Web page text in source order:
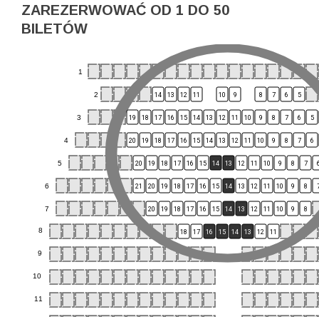
ZAREZERWOWAĆ OD 1 DO 50
BILETÓW
1
2
3
4
5
6
7
8
9
10
11
14 13 12 11 10 9 8 7 6 5
19 18 17 16 15 14 13 12 11 10 9 8 7 6 5
20 19 18 17 16 15 14 13 12 11 10 9 8 7 6
20 19 18 17 16 15 14 13 12 11 10 9 8 7
21 20 19 18 17 16 15 14 13 12 11 10 9 8
20 19 18 17 16 15 14 13 12 11 10 9 8
18 17 16 15 14 13 12 11